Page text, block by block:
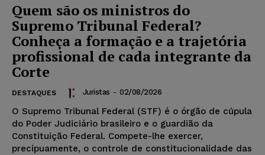
Quem são os ministros do
Supremo Tribunal Federal?
Conheça a formação e a trajetória
profissional de cada integrante da
Corte
DESTAQUES Juristas - 02/08/2026
O Supremo Tribunal Federal (STF) é o órgão de cúpula
do Poder Judiciário brasileiro e o guardião da
Constituição Federal. Compete-lhe exercer,
precipuamente, o controle de constitucionalidade das